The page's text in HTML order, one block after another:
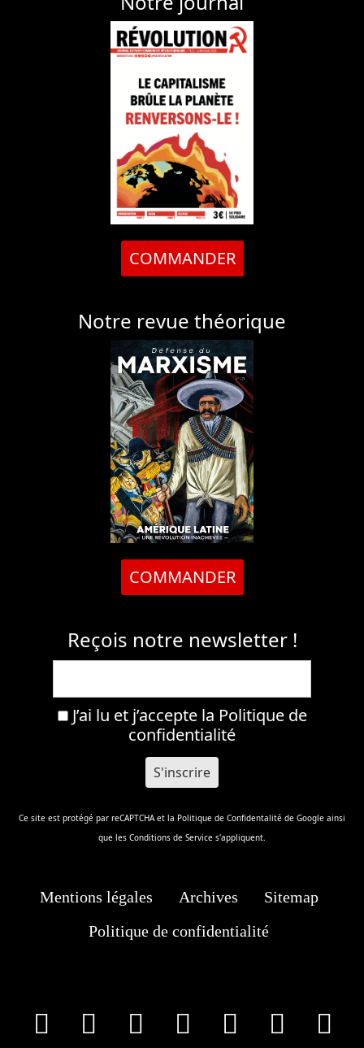
COMMANDER
Notre revue théorique
COMMANDER
Reçois notre newsletter !
J’ai lu et j’accepte la Politique de
confidentialité
Ce site est protégé par reCAPTCHA et la Politique de Confidentalité de Google ainsi
que les Conditions de Service s'appliquent.
Mentions légales Archives
Sitemap
Politique de confidentialité
facebookInstagram
Youtube
Tik Tok